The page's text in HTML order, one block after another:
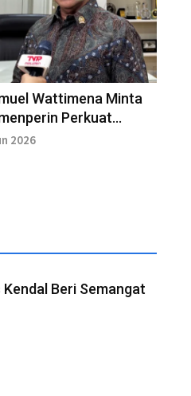
Wattimena Minta
Perkuat
Pelaku IKMA
2026
Beri Semangat